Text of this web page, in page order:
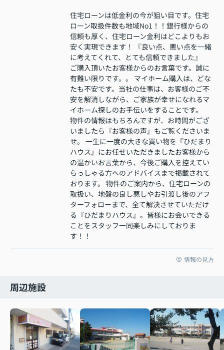
住宅ローンは低金利の今が狙い目です。住宅
ローン取扱件数も地域No1！！銀行様からの
信頼も厚く、住宅ローン金利はどこよりもお
安く実現できます！ 『良い点、悪い点を一緒
に考えてくれて、とても信頼できました』
ご購入頂いたお客様からのお言葉です。誠に
有難い限りです。。 マイホーム購入は、どな
たも不安です。当社の仕事は、お客様のご不
安を解消しながら、ご家族が幸せになれるマ
イホーム探しのお手伝いをすることです。
物件の情報はもちろんですが、お時間がござ
いましたら『お客様の声』もご覧くださいま
せ。 一生に一度の大きな買い物を『ひだまり
ハウス』にお任せいただきましたお客様から
の温かいお言葉から、今後ご購入を控えてい
らっしゃる方へのアドバイスまで掲載されて
おります。 物件のご案内から、住宅ローンの
取扱い、地盤の良し悪しやお引渡し後のアフ
ターフォローまで、全て解決させていただけ
る『ひだまりハウス』。皆様にお会いできる
ことをスタッフ一同楽しみにしておりま
す！！
情報の見方
周辺施設